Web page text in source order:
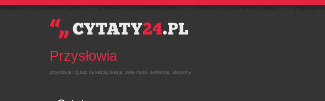
Przysłowia
przysłowia i cytaty na każdą okazję, złote myśli, sentencję, aforyzmy